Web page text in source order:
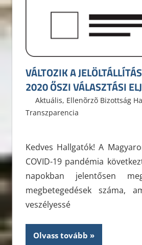
VÁLTOZIK A
2020 ŐSZI VÁLASZTÁSI
2020. szeptember 9.
ELTE ÁJK HÖK
Aktuális, Ellenõrzõ Bizottság
Transzparencia
Kedves Hallgatók! A
COVID-19 pandémia
napokban jelentősen
megbetegedések száma,
veszélyessé
Olvass tovább